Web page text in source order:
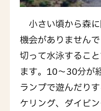
小さい頃から森
機会がありません
切って水泳するこ
ます。10～30分が
ランプで遊んだり
ケリング、ダイビ